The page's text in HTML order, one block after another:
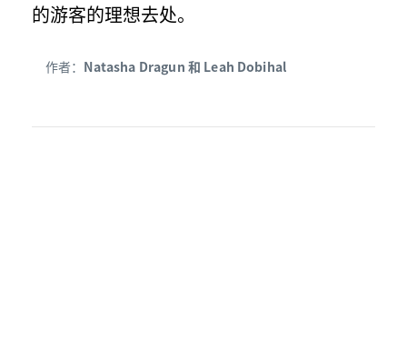
的游客的理想去处。
作者： Natasha Dragun 和 Leah Dobihal